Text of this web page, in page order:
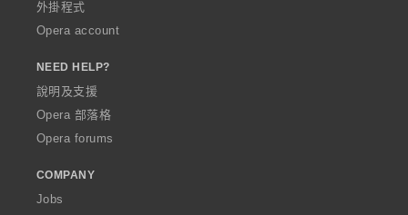
外掛程式
Opera account
NEED HELP?
說明及支援
Opera 部落格
Opera forums
COMPANY
Jobs